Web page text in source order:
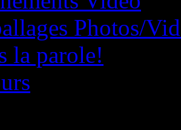
Photos/
la parole!